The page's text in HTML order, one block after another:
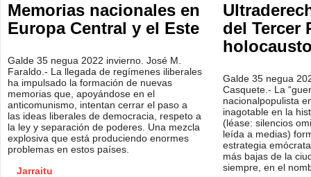
Memorias nacionales en
Europa Central y el Este
Galde 35 negua 2022 invierno. José M.
Faraldo.- La llegada de regímenes iliberales
ha impulsado la formación de nuevas
memorias que, apoyándose en el
anticomunismo, intentan cerrar el paso a
las ideas liberales de democracia, respeto a
la ley y separación de poderes. Una mezcla
explosiva que está produciendo enormes
problemas en estos países.
Jarraitu
del Tercer
Galde 35 negua
Casquete.- La
nacionalpopulista
inagotable en la
(léase: silencios
leída a medias)
estrategia
más bajas de la
siempre, en el